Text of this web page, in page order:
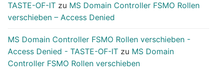
TASTE-OF-IT zu MS Domain Controller FSMO Rollen
verschieben – Access Denied
MS Domain Controller FSMO Rollen verschieben -
Access Denied - TASTE-OF-IT zu MS Domain
Controller FSMO Rollen verschieben